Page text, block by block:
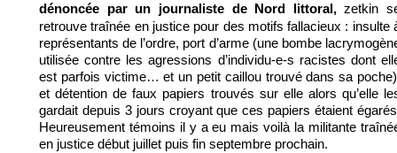
dénoncée par un journaliste de Nord littoral,zetkin
retrouve traînée en justice pour des motifs fallacieux : insulte
représentants de l’ordre, port d’arme (une bombe
utilisée contre les agressions d’individu-e-s racistes dont
est parfois victime… et un petit caillou trouvé dans sa
et détention de faux papiers trouvés sur elle alors qu’elle
gardait depuis 3 jours croyant que ces papiers étaient
Heureusement témoins il y a eu mais voilà la militante
en justice début juillet puis fin septembre prochain.